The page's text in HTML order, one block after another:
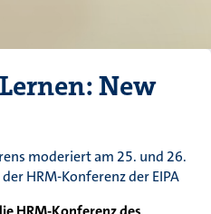
New
moderiert am 25. und 26.
HRM-Konferenz der EIPA